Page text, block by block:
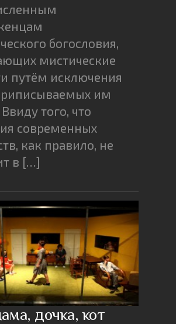
богословия,
мистические
путём исключения
им
Ввиду того, что
современных
как правило, не
в […]
дочка, кот